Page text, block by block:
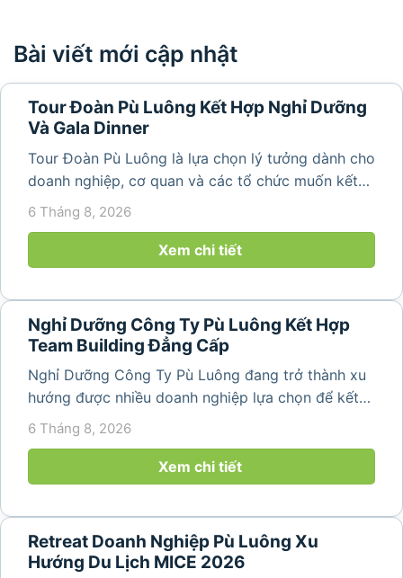
Bài viết mới cập nhật
Tour Đoàn Pù Luông Kết Hợp Nghỉ Dưỡng
Và Gala Dinner
Tour Đoàn Pù Luông là lựa chọn lý tưởng dành cho
doanh nghiệp, cơ quan và các tổ chức muốn kết
hợp nghỉ dưỡng, tham quan và tổ chức các hoạt
động gắn kết tập thể. Với cảnh quan thiên nhiên
nguyên sơ, không khí...
6 Tháng 8, 2026
Xem chi tiết
Nghỉ Dưỡng Công Ty Pù Luông Kết Hợp
Team Building Đẳng Cấp
Nghỉ Dưỡng Công Ty Pù Luông đang trở thành xu
hướng được nhiều doanh nghiệp lựa chọn để kết
hợp giữa nghỉ ngơi, tái tạo năng lượng và xây
lịch đơn thuần, nhiều công ty...
6 Tháng 8, 2026
Xem chi tiết
Retreat Doanh Nghiệp Pù Luông Xu
Hướng Du Lịch MICE 2026